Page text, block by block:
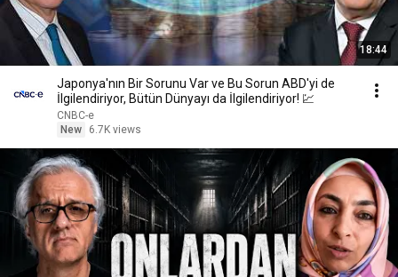
18:44
Japonya'nın Bir Sorunu Var ve Bu Sorun ABD'yi de
İlgilendiriyor, Bütün Dünyayı da İlgilendiriyor! 💹
CNBC-e
New
6.7K views